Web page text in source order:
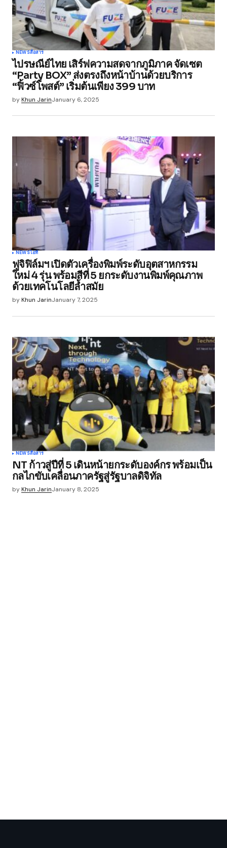
NEWSสื่อสาร
ไปรษณีย์ไทย เสิร์ฟความสดจากภูมิภาค จัดเซต
“Party BOX” ส่งตรงถึงหน้าบ้านด้วยบริการ
“ฟิ้วซ์โพสต์” เริ่มต้นเพียง 399 บาท
byKhun JarinJanuary 6, 2025
NEWSไอที
ฟูจิฟิล์มฯ เปิดตัวเครื่องพิมพ์ระดับอุตสาหกรรม
ใหม่ 4 รุ่น พร้อมสีที่ 5 ยกระดับงานพิมพ์คุณภาพ
ด้วยเทคโนโลยีล้ำสมัย
byKhun JarinJanuary 7, 2025
NEWSสื่อสาร
NT ก้าวสู่ปีที่ 5 เดินหน้ายกระดับองค์กร พร้อมเป็น
กลไกขับเคลื่อนภาครัฐสู่รัฐบาลดิจิทัล
byKhun JarinJanuary 8, 2025